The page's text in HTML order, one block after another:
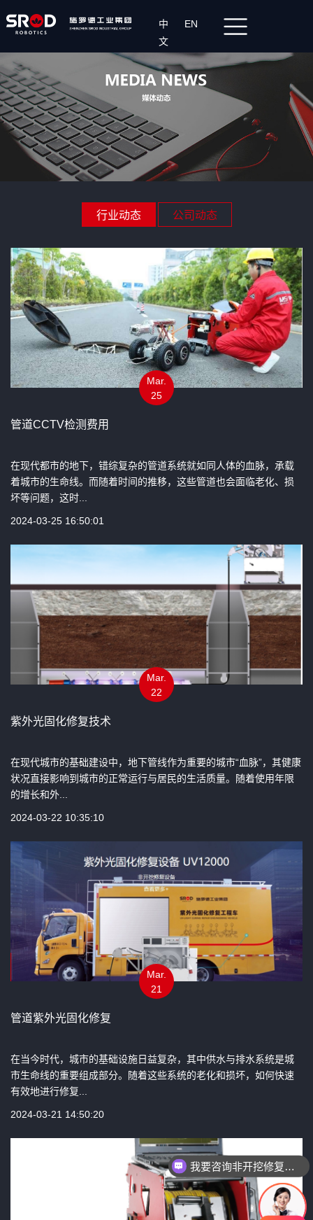
中
文
EN
行业动态 公司动态
Mar.
25
管道CCTV检测费用
在现代都市的地下，错综复杂的管道系统就如同人体的血脉，承载
着城市的生命线。而随着时间的推移，这些管道也会面临老化、损
坏等问题，这时...
2024-03-25 16:50:01
Mar.
22
紫外光固化修复技术
在现代城市的基础建设中，地下管线作为重要的城市“血脉”，其健康
状况直接影响到城市的正常运行与居民的生活质量。随着使用年限
的增长和外...
2024-03-22 10:35:10
Mar.
21
管道紫外光固化修复
在当今时代，城市的基础设施日益复杂，其中供水与排水系统是城
市生命线的重要组成部分。随着这些系统的老化和损坏，如何快速
有效地进行修复...
2024-03-21 14:50:20